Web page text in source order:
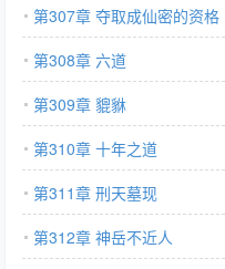
第307章 夺取成仙密的资格
第308章 六道
第309章 貔貅
第310章 十年之道
第311章 刑天墓现
第312章 神岳不近人